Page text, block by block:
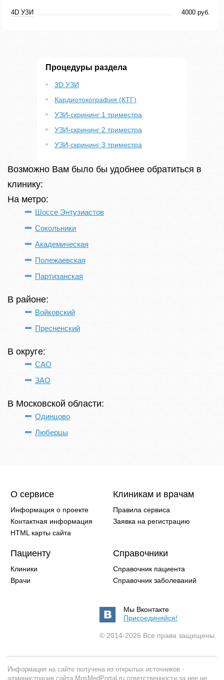
4D УЗИ 4000 руб.
Процедуры раздела
3D УЗИ
Кардиотокография (КТГ)
УЗИ-скрининг 1 триместра
УЗИ-скрининг 2 триместра
УЗИ-скрининг 3 триместра
Возможно Вам было бы удобнее обратиться в
клинику:
На метро:
Шоссе Энтузиастов
Сокольники
Академическая
Полежаевская
Партизанская
В районе:
Войковский
Пресненский
В округе:
САО
ЗАО
В Московской области:
Одинцово
Люберцы
О сервисе
Информация о проекте
Контактная информация
HTML карты сайта
Клиникам и врачам
Правила сервиса
Заявка на регистрацию
Пациенту
Клиники
Врачи
Справочники
Справочник пациента
Справочник заболеваний
Мы Вконтакте
Присоединяйся!
© 2014-2026 Все права защищены.
Информация на сайте получена из открытых источников -
администрация сайта MosMedPortal.ru ответственности за нее не